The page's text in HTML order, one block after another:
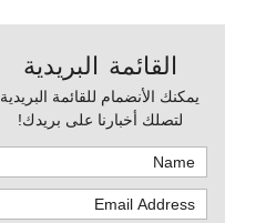
القائمة البريدية
يمكنك الأنضمام للقائمة البريدية
لتصلك أخبارنا على بريدك!